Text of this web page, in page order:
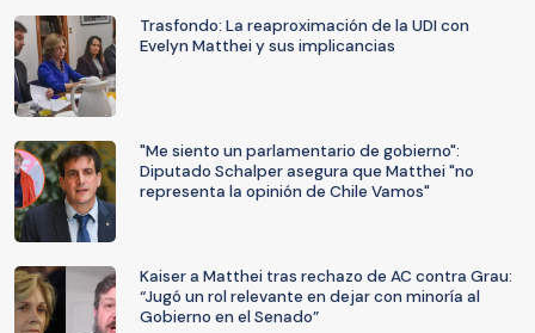
Trasfondo: La reaproximación de la UDI con
Evelyn Matthei y sus implicancias
"Me siento un parlamentario de gobierno":
Diputado Schalper asegura que Matthei "no
representa la opinión de Chile Vamos"
Kaiser a Matthei tras rechazo de AC contra Grau:
“Jugó un rol relevante en dejar con minoría al
Gobierno en el Senado”